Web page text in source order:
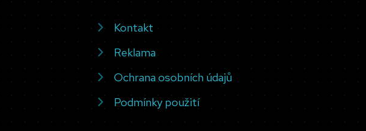
Kontakt
Reklama
Ochrana osobních údajů
Podmínky použití